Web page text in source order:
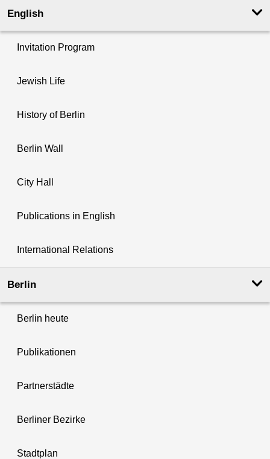
English
Invitation Program
Jewish Life
History of Berlin
Berlin Wall
City Hall
Publications in English
International Relations
Berlin
Berlin heute
Publikationen
Partnerstädte
Berliner Bezirke
Stadtplan